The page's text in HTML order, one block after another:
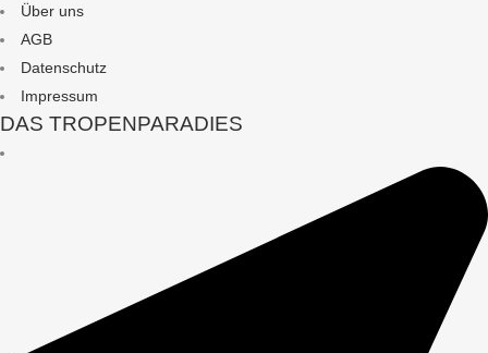
Über uns
AGB
Datenschutz
Impressum
DAS TROPENPARADIES